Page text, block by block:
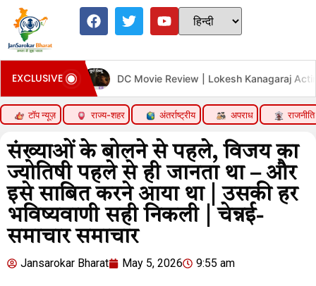
EXCLUSIVEDC Movie Review | Lokesh Kanagaraj Acting
टॉप न्यूज़ राज्य-शहर अंतर्राष्ट्रीय अपराध राजनीति
संख्याओं के बोलने से पहले, विजय का
ज्योतिषी पहले से ही जानता था – और
इसे साबित करने आया था | उसकी हर
भविष्यवाणी सही निकली | चेन्नई-
समाचार समाचार
Jansarokar Bharat May 5, 2026 9:55 am